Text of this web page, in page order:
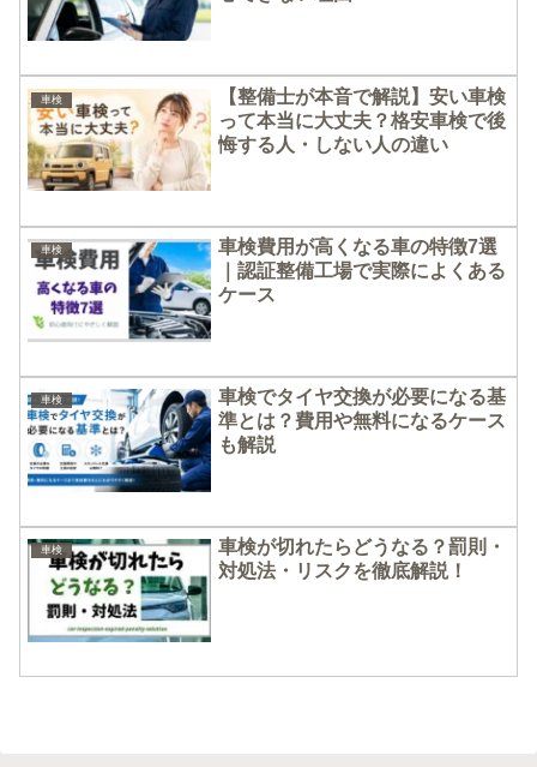
車検
【整備士が本音で解説】安い車検
って本当に大丈夫？格安車検で後
悔する人・しない人の違い
車検
車検費用が高くなる車の特徴7選
｜認証整備工場で実際によくある
ケース
車検
車検でタイヤ交換が必要になる基
準とは？費用や無料になるケース
も解説
車検
車検が切れたらどうなる？罰則・
対処法・リスクを徹底解説！